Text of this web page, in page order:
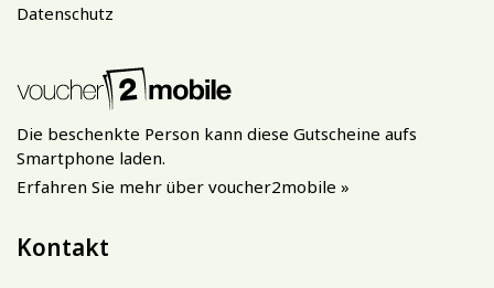
Datenschutz
Die beschenkte Person kann diese Gutscheine aufs
Smartphone laden.
Erfahren Sie mehr über voucher2mobile »
Kontakt